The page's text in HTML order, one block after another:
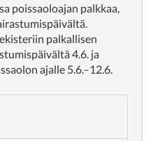
poissaoloajan palkkaa,
palkallisen
4.6. ja
ajalle 5.6.–12.6.